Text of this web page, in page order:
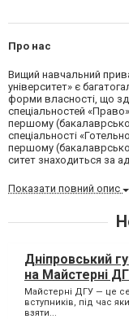
Про нас
Вищий навчальний
університет» є
форми власності, що
спеціальностей
першому
спеціальності
першому
ситет знаходиться за
Показати повний опис
Дніпровський
на Майстерні
Майстерні ДГУ — це
вступників, під час
взяти...